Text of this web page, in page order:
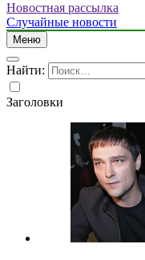
Новостная рассылка
Случайные новости
Меню
Найти:
Заголовки